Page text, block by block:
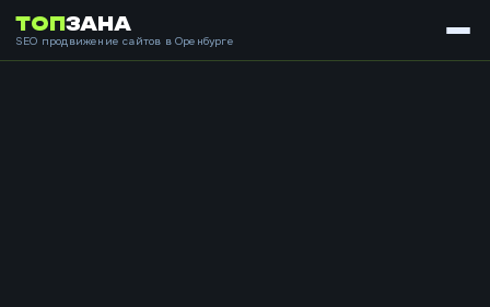
ТОП ЗАНА
SEO продвижение сайтов в Оренбурге